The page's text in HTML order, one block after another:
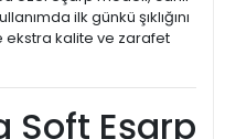
ilk günkü şıklığını
ekstra kalite ve zarafet
Soft Eşarp